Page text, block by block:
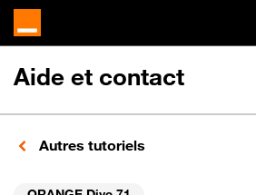
Aide et contact
Autres tutoriels